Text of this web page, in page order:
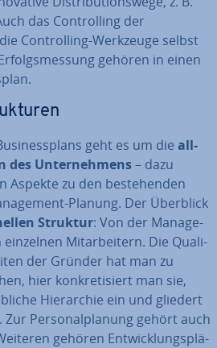
das Con­trol­ling der
Con­trol­ling-Werkzeuge selbst
gehören in einen
geht es um die all­
des Un­ter­neh­mens– dazu
Aspekte zu den be­stehen­den
Planung. Der Überblick
Struktur: Von der Ma­nage­
einzelnen Mit­ar­bei­tern. Die Qua­li­
der Gründer hat man zu
hier kon­kre­ti­siert man sie,
Hier­ar­chie ein und gliedert
Zur Per­so­nal­pla­nung gehört auch
gehören Ent­wick­lungs­plä­